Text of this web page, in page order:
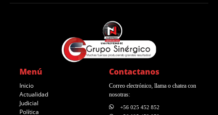
Menú
Inicio
Actualidad
Judicial
Política
Contactanos
Correo electrónico, llama o chatea con
nosotras:
+56 025 452 852